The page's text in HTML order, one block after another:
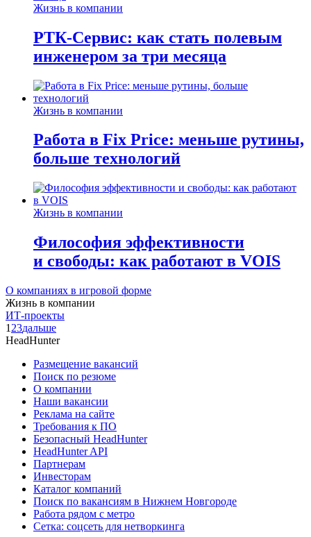
Жизнь в компании
РТК-Сервис: как стать полевым
инженером за три месяца
Жизнь в компании
Работа в Fix Price: меньше рутины,
больше технологий
Жизнь в компании
Философия эффективности
и свободы: как работают в VOIS
О компаниях в игровой форме
Жизнь в компании
ИТ-проекты
1 23дальше
HeadHunter
Размещение вакансий
Поиск по резюме
О компании
Наши вакансии
Реклама на сайте
Требования к ПО
Безопасный HeadHunter
HeadHunter API
Партнерам
Инвесторам
Каталог компаний
Поиск по вакансиям в Нижнем Новгороде
Работа рядом с метро
Сетка: соцсеть для нетворкинга